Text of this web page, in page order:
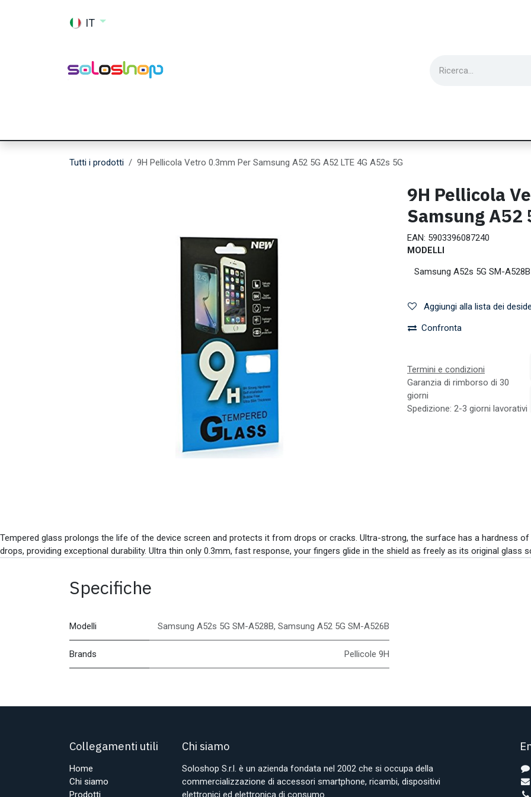
IT
Tutti i prodotti 9H Pellicola Vetro 0.3mm Per Samsung A52 5G A52 LTE 4G A52s 5G
9H Pellicola
Samsung A52
EAN: 5903396087240
MODELLI
Aggiungi alla lista dei
Confronta
Termini e condizioni
Garanzia di rimborso di 30
giorni
Spedizione: 2-3 giorni lavorativi
Tempered glass prolongs the life of the device screen and protects it from drops or cracks. Ultra-strong, the surface has a hardness
drops, providing exceptional durability. Ultra thin only 0.3mm, fast response, your fingers glide in the shield as freely as its original glass
Specifiche
Modelli Samsung A52s 5G SM-A528B, Samsung A52 5G SM-A526B
Brands Pellicole 9H
Collegamenti utili
Home
Chi siamo
Prodotti
Chi siamo
Soloshop S.r.l. è un azienda fondata nel 2002 che si occupa della
commercializzazione di accessori smartphone, ricambi, dispositivi
elettronici ed elettronica di consumo.